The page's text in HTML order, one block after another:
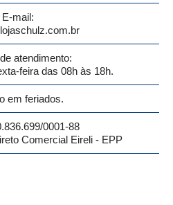
E-mail:
atendimento:
feira das 08h às 18h.
em feriados.
0001-88
Comercial Eireli - EPP